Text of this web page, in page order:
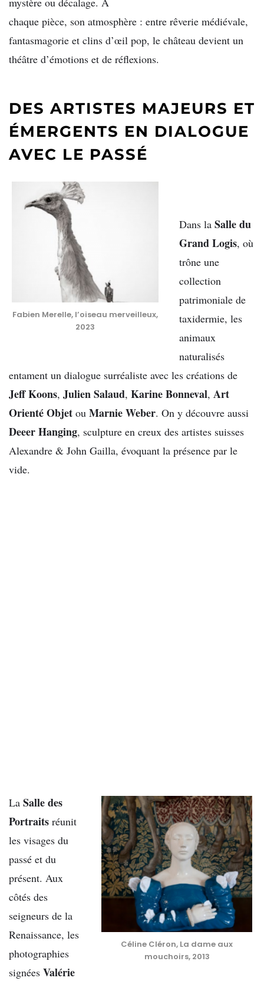
chaque pièce, son atmosphère : entre rêverie médiévale,
fantasmagorie et clins d’œil pop, le château devient un
théâtre d’émotions et de réflexions.
DES ARTISTES MAJEURS ET
ÉMERGENTS EN DIALOGUE
AVEC LE PASSÉ
Fabien Merelle, l’oiseau merveilleux,
2023
Dans la Salle du
Grand Logis, où
trône une
collection
patrimoniale de
taxidermie, les
animaux
naturalisés
entament un dialogue surréaliste avec les créations de
Jeff Koons, Julien Salaud, Karine Bonneval, Art
Orienté Objet ou Marnie Weber. On y découvre aussi
Deeer Hanging, sculpture en creux des artistes suisses
Alexandre & John Gailla, évoquant la présence par le
vide.
Céline Cléron, La dame aux
mouchoirs, 2013
La Salle des
Portraits réunit
les visages du
passé et du
présent. Aux
côtés des
seigneurs de la
Renaissance, les
photographies
signées Valérie